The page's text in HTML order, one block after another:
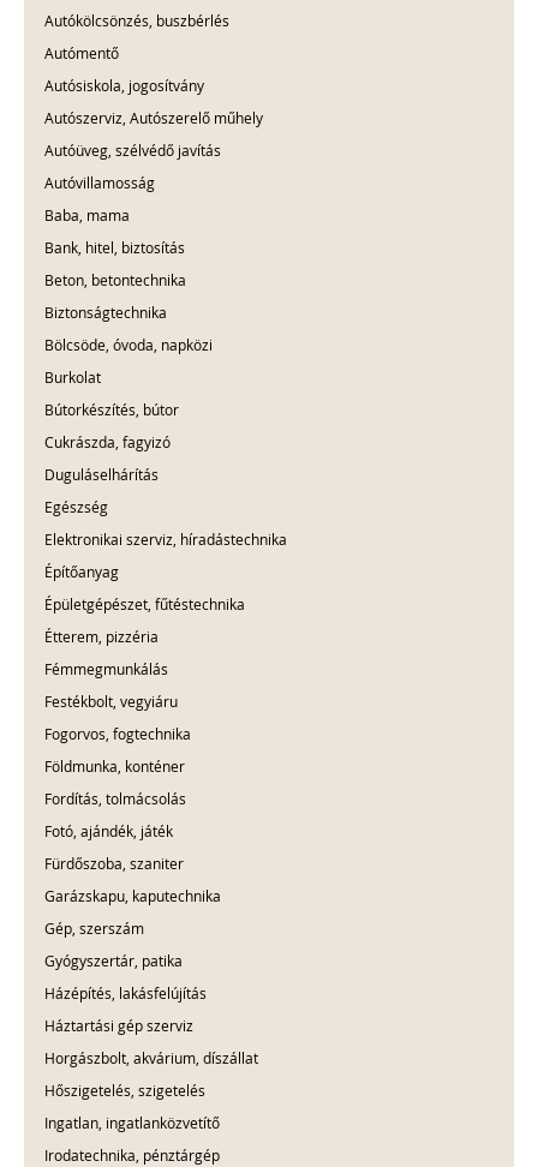
Autókölcsönzés, buszbérlés
Autómentő
Autósiskola, jogosítvány
Autószerviz, Autószerelő műhely
Autóüveg, szélvédő javítás
Autóvillamosság
Baba, mama
Bank, hitel, biztosítás
Beton, betontechnika
Biztonságtechnika
Bölcsöde, óvoda, napközi
Burkolat
Bútorkészítés, bútor
Cukrászda, fagyizó
Duguláselhárítás
Egészség
Elektronikai szerviz, híradástechnika
Építőanyag
Épületgépészet, fűtéstechnika
Étterem, pizzéria
Fémmegmunkálás
Festékbolt, vegyiáru
Fogorvos, fogtechnika
Földmunka, konténer
Fordítás, tolmácsolás
Fotó, ajándék, játék
Fürdőszoba, szaniter
Garázskapu, kaputechnika
Gép, szerszám
Gyógyszertár, patika
Házépítés, lakásfelújítás
Háztartási gép szerviz
Horgászbolt, akvárium, díszállat
Hőszigetelés, szigetelés
Ingatlan, ingatlanközvetítő
Irodatechnika, pénztárgép